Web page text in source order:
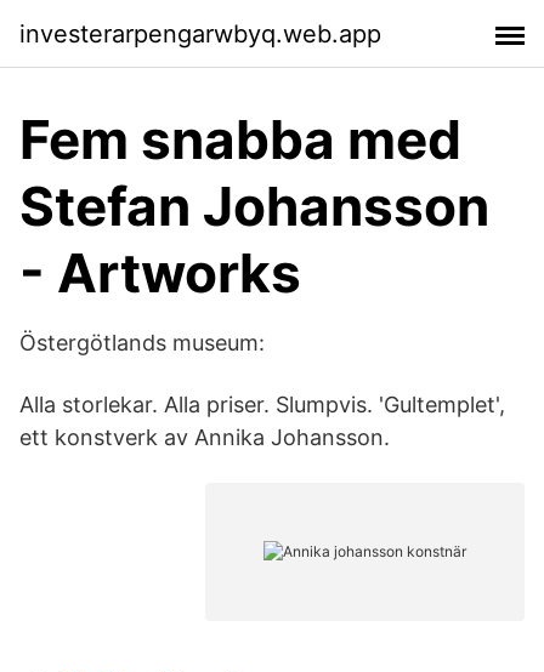
investerarpengarwbyq.web.app
Fem snabba med
Stefan Johansson
- Artworks
Östergötlands museum:
Alla storlekar. Alla priser. Slumpvis. 'Gultemplet',
ett konstverk av Annika Johansson.